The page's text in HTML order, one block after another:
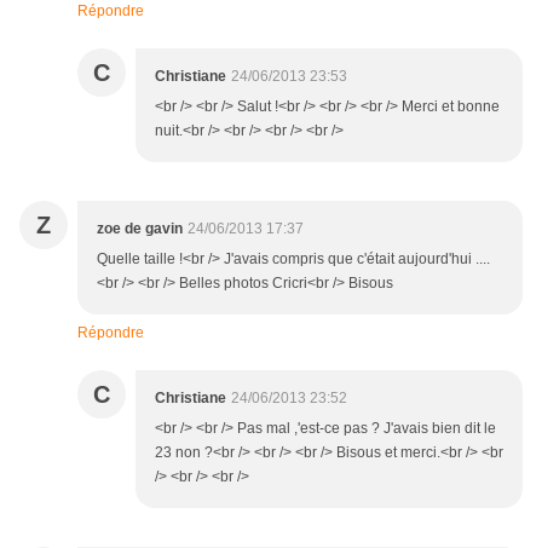
Répondre
C Christiane 24/06/2013 23:53
<br /> <br /> Salut !<br /> <br /> <br /> Merci et bonne
nuit.<br /> <br /> <br /> <br />
Z zoe de gavin 24/06/2013 17:37
Quelle taille !<br /> J'avais compris que c'était aujourd'hui ....
<br /> <br /> Belles photos Cricri<br /> Bisous
Répondre
C Christiane 24/06/2013 23:52
<br /> <br /> Pas mal ,'est-ce pas ? J'avais bien dit le
23 non ?<br /> <br /> <br /> Bisous et merci.<br /> <br
/> <br /> <br />